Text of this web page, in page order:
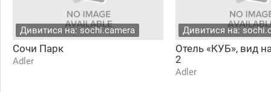
Дивитися на: sochi.camera
Сочи Парк
Adler
Дивитися на:
Отель «КУБ», вид
2
Adler